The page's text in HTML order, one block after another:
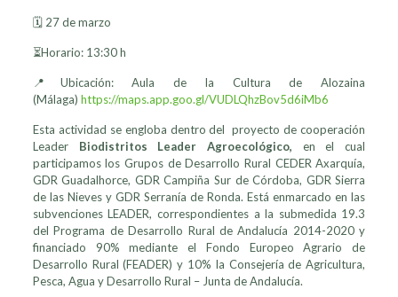
🗓️ 27 de marzo
⏳Horario: 13:30 h
📍Ubicación: Aula de la Cultura de Alozaina
(Málaga) https://maps.app.goo.gl/VUDLQhzBov5d6iMb6
Esta actividad se engloba dentro del proyecto de cooperación
Leader Biodistritos Leader Agroecológico, en el cual
participamos los Grupos de Desarrollo Rural CEDER Axarquía,
GDR Guadalhorce, GDR Campiña Sur de Córdoba, GDR Sierra
de las Nieves y GDR Serranía de Ronda. Está enmarcado en las
subvenciones LEADER, correspondientes a la submedida 19.3
del Programa de Desarrollo Rural de Andalucía 2014-2020 y
financiado 90% mediante el Fondo Europeo Agrario de
Desarrollo Rural (FEADER) y 10% la Consejería de Agricultura,
Pesca, Agua y Desarrollo Rural – Junta de Andalucía.